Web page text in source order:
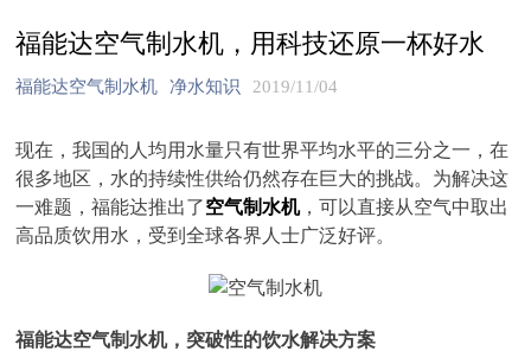
福能达空气制水机，用科技还原一杯好水
福能达空气制水机 净水知识 2019/11/04
现在，我国的人均用水量只有世界平均水平的三分之一，在
很多地区，水的持续性供给仍然存在巨大的挑战。为解决这
一难题，福能达推出了空气制水机，可以直接从空气中取出
高品质饮用水，受到全球各界人士广泛好评。
福能达空气制水机，突破性的饮水解决方案